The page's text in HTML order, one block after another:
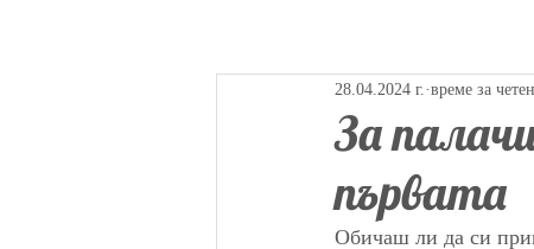
За
първата
28.04.2024 г. време за
Обичаш ли да си